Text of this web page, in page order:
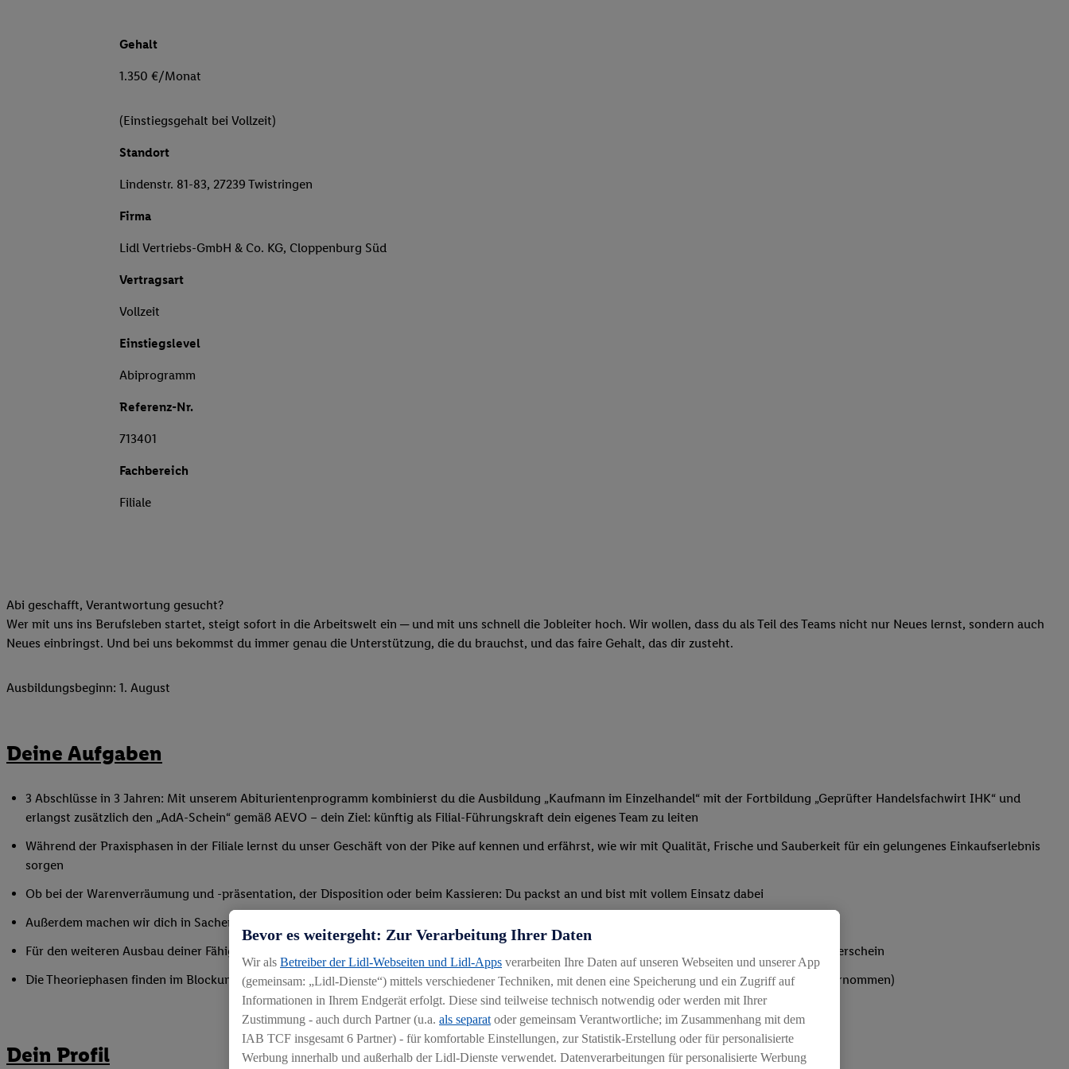
Gehalt
1.350 €/Monat
(Einstiegsgehalt bei Vollzeit)
Standort
Lindenstr. 81-83, 27239 Twistringen
Firma
Lidl Vertriebs-GmbH & Co. KG, Cloppenburg Süd
Vertragsart
Vollzeit
Einstiegslevel
Abiprogramm
Referenz-Nr.
713401
Fachbereich
Filiale
Abi geschafft, Verantwortung gesucht?
Wer mit uns ins Berufsleben startet, steigt sofort in die Arbeitswelt ein ─ und mit uns schnell die Jobleiter hoch. Wir wollen, dass du als Teil des Teams nicht nur Neues lernst, sondern auch
Neues einbringst. Und bei uns bekommst du immer genau die Unterstützung, die du brauchst, und das faire Gehalt, das dir zusteht.
Ausbildungsbeginn: 1. August
Deine Aufgaben
3 Abschlüsse in 3 Jahren: Mit unserem Abiturientenprogramm kombinierst du die Ausbildung „Kaufmann im Einzelhandel“ mit der Fortbildung „Geprüfter Handelsfachwirt IHK“ und
erlangst zusätzlich den „AdA-Schein“ gemäß AEVO – dein Ziel: künftig als Filial-Führungskraft dein eigenes Team zu leiten
Während der Praxisphasen in der Filiale lernst du unser Geschäft von der Pike auf kennen und erfährst, wie wir mit Qualität, Frische und Sauberkeit für ein gelungenes Einkaufserlebnis
sorgen
Ob bei der Warenverräumung und -präsentation, der Disposition oder beim Kassieren: Du packst an und bist mit vollem Einsatz dabei
Außerdem machen wir dich in Sachen Mitarbeiterführung fit, sodass du bald deine erste eigene Schicht übernehmen kannst
Für den weiteren Ausbau deiner Fähigkeiten nimmst du an verschiedenen Schulungen und Seminaren teil – außerdem erwirbst du den IHK-Ausbilderschein
Die Theoriephasen finden im Blockunterricht an einem externen Bildungszentrum statt (etwaige Reise-/Übernachtungskosten werden von Lidl übernommen)
Dein Profil
Bevor es weitergeht: Zur Verarbeitung Ihrer Daten
Wir als Betreiber der Lidl-Webseiten und Lidl-Apps verarbeiten Ihre Daten auf unseren Webseiten und unserer App
(gemeinsam: „Lidl-Dienste“) mittels verschiedener Techniken, mit denen eine Speicherung und ein Zugriff auf
Informationen in Ihrem Endgerät erfolgt. Diese sind teilweise technisch notwendig oder werden mit Ihrer
Zustimmung - auch durch Partner (u.a. als separat oder gemeinsam Verantwortliche; im Zusammenhang mit dem
IAB TCF insgesamt 6 Partner) - für komfortable Einstellungen, zur Statistik-Erstellung oder für personalisierte
Werbung innerhalb und außerhalb der Lidl-Dienste verwendet. Datenverarbeitungen für personalisierte Werbung